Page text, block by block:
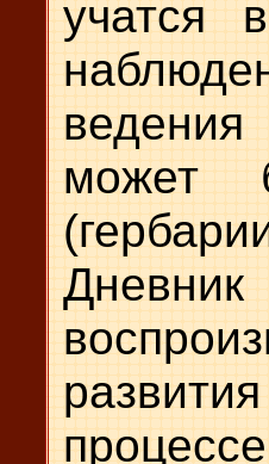
учатся
может